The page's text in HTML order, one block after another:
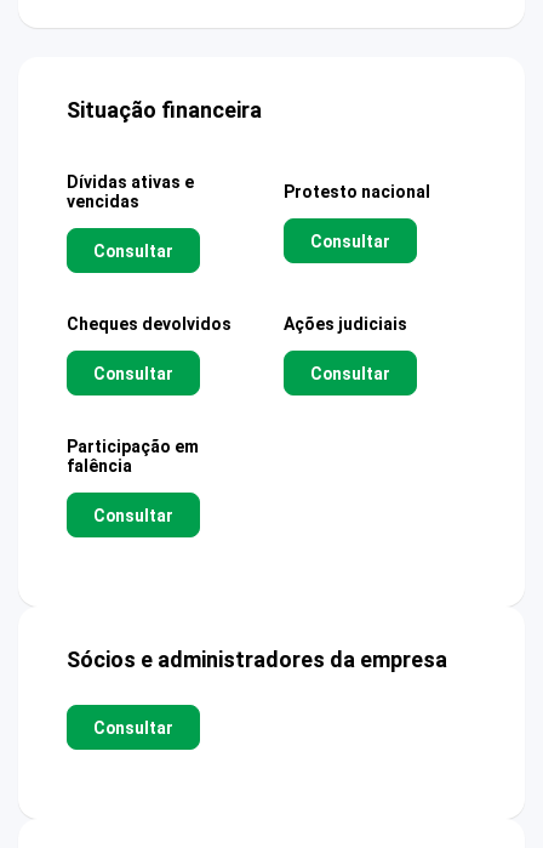
Situação financeira
Dívidas ativas e
vencidas
Consultar
Protesto nacional
Consultar
Cheques devolvidos
Consultar
Ações judiciais
Consultar
Participação em
falência
Consultar
Sócios e administradores da empresa
Consultar